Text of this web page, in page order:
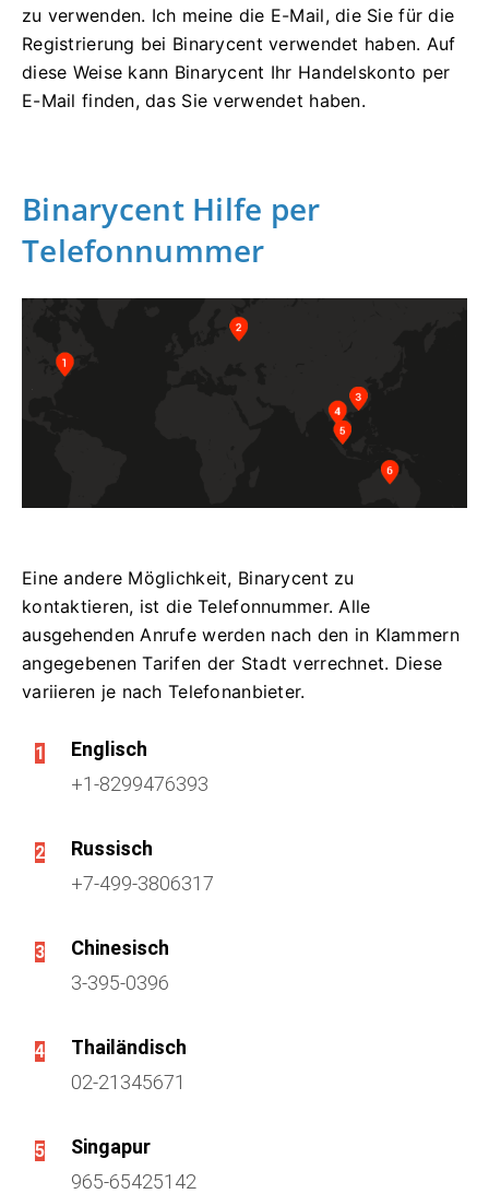
zu verwenden. Ich meine die E-Mail, die Sie für die
Registrierung bei Binarycent verwendet haben. Auf
diese Weise kann Binarycent Ihr Handelskonto per
E-Mail finden, das Sie verwendet haben.
Binarycent Hilfe per
Telefonnummer
Eine andere Möglichkeit, Binarycent zu
kontaktieren, ist die Telefonnummer.Alle
ausgehenden Anrufe werden nach den in Klammern
angegebenen Tarifen der Stadt verrechnet. Diese
variieren je nach Telefonanbieter.
1
Englisch
+1-8299476393
2
Russisch
+7-499-3806317
3
Chinesisch
3-395-0396
4
Thailändisch
02-21345671
5
Singapur
965-65425142